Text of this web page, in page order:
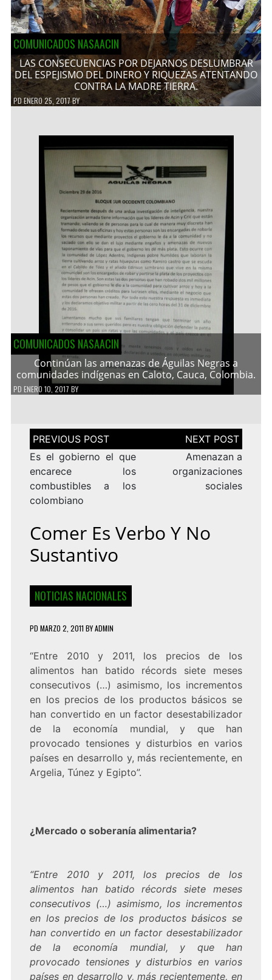
COMUNICADOS NASAACIN
LAS CONSECUENCIAS POR DEJARNOS DESLUMBRAR
DEL ESPEJISMO DEL DINERO Y RIQUEZAS ATENTANDO
CONTRA LA MADRE TIERRA.
PDENERO 25, 2017BY
COMUNICADOS NASAACIN
Continúan las amenazas de Águilas Negras a
comunidades indígenas en Caloto, Cauca, Colombia.
PD ENERO 10, 2017 BY
Navegación
de
entradas
Es el gobierno el que
encarece los
combustibles a los
colombiano
Amenazan a
organizaciones
sociales
Comer Es Verbo Y No
Sustantivo
NOTICIAS NACIONALES
PD MARZO 2, 2011 BYADMIN
“Entre 2010 y 2011, los precios de los
alimentos han batido récords siete meses
consecutivos (…) asimismo, los incrementos
en los precios de los productos básicos se
han convertido en un factor desestabilizador
de la economía mundial, y que han
provocado tensiones y disturbios en varios
países en desarrollo y, más recientemente, en
Argelia, Túnez y Egipto”.
¿Mercado o soberanía alimentaria?
“Entre 2010 y 2011, los precios de los
alimentos han batido récords siete meses
consecutivos (…) asimismo, los incrementos
en los precios de los productos básicos se
han convertido en un factor desestabilizador
de la economía mundial, y que han
provocado tensiones y disturbios en varios
países en desarrollo y, más recientemente, en